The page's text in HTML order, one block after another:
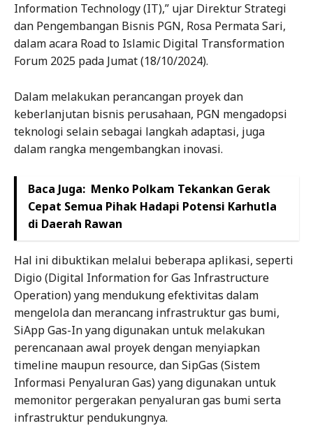
Information Technology (IT),” ujar Direktur Strategi
dan Pengembangan Bisnis PGN, Rosa Permata Sari,
dalam acara Road to Islamic Digital Transformation
Forum 2025 pada Jumat (18/10/2024).
Dalam melakukan perancangan proyek dan
keberlanjutan bisnis perusahaan, PGN mengadopsi
teknologi selain sebagai langkah adaptasi, juga
dalam rangka mengembangkan inovasi.
Baca Juga: Menko Polkam Tekankan Gerak
Cepat Semua Pihak Hadapi Potensi Karhutla
di Daerah Rawan
Hal ini dibuktikan melalui beberapa aplikasi, seperti
Digio (Digital Information for Gas Infrastructure
Operation) yang mendukung efektivitas dalam
mengelola dan merancang infrastruktur gas bumi,
SiApp Gas-In yang digunakan untuk melakukan
perencanaan awal proyek dengan menyiapkan
timeline maupun resource, dan SipGas (Sistem
Informasi Penyaluran Gas) yang digunakan untuk
memonitor pergerakan penyaluran gas bumi serta
infrastruktur pendukungnya.